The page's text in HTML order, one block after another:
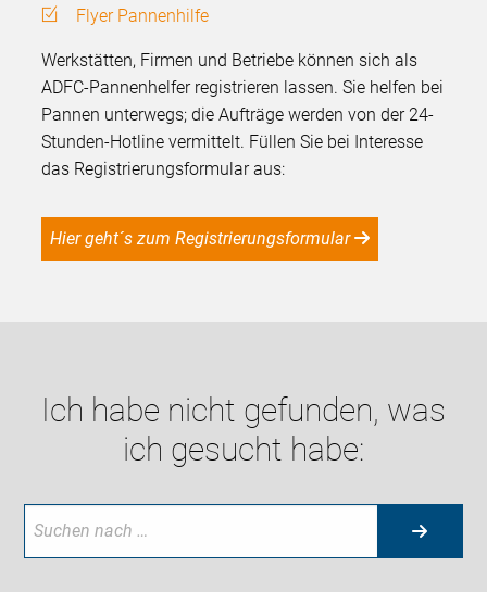
Flyer Pannenhilfe
Werkstätten, Firmen und Betriebe können sich als
ADFC-Pannenhelfer registrieren lassen. Sie helfen bei
Pannen unterwegs; die Aufträge werden von der 24-
Stunden-Hotline vermittelt. Füllen Sie bei Interesse
das Registrierungsformular aus:
Hier geht´s zum Registrierungsformular
Ich habe nicht gefunden, was
ich gesucht habe: